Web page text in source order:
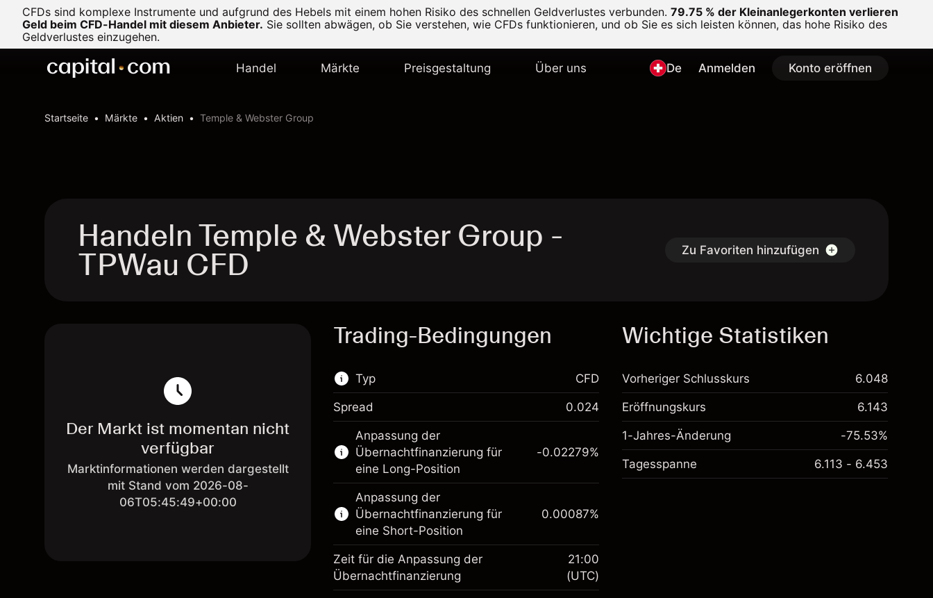
CFDs sind komplexe Instrumente und aufgrund des Hebels mit einem hohen Risiko des schnellen Geldverlustes verbunden. 79.75 % der Kleinanlegerkonten verlieren
Geld beim CFD-Handel mit diesem Anbieter. Sie sollten abwägen, ob Sie verstehen, wie CFDs funktionieren, und ob Sie es sich leisten können, das hohe Risiko des
Geldverlustes einzugehen.
Handel Märkte Preisgestaltung Über uns De Anmelden Konto eröffnen
Startseite Märkte Aktien Temple & Webster Group
Handeln Temple & Webster Group -
TPWau CFD Zu Favoriten hinzufügen
Der Markt ist momentan nicht
verfügbar
Marktinformationen werden dargestellt
mit Stand vom 2026-08-
06T05:45:49+00:00
Trading-Bedingungen
Typ
Dieser Finanzmarkt steht für das CFD-Trading
zur Verfügung.
Erfahren Sie mehr über:
CFDs
CFD
Spread 0.024
Anpassung der
Übernachtfinanzierung für
eine Long-Position
-0.02279%
Anpassung der
Übernachtfinanzierung für
eine Short-Position
0.00087%
Zeit für die Anpassung der
Übernachtfinanzierung
21:00
(UTC)
Wichtige Statistiken
Vorheriger Schlusskurs 6.048
Eröffnungskurs 6.143
1-Jahres-Änderung -75.53%
Tagesspanne 6.113 - 6.453